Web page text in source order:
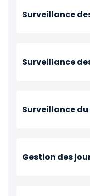
Surveillance
Surveillance
Surveillance
Gestion des